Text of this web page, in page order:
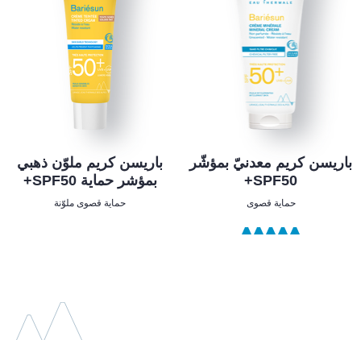
باريسن كريم معدنيّ بمؤشّر
SPF50+
حماية قصوى
باريسن كريم ملوّن ذهبي
بمؤشر حماية SPF50+
حماية قصوى ملوّنة